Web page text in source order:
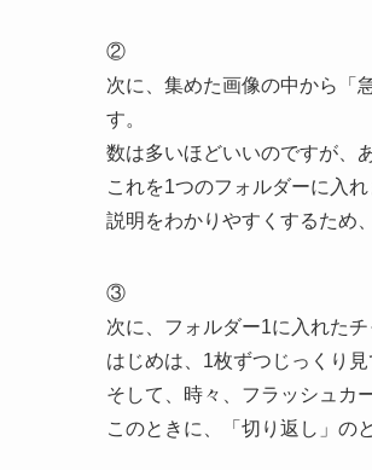
②
次に、集めた画像の中から「
す。
数は多いほどいいのですが、
これを1つのフォルダーに入れ
説明をわかりやすくするため
③
次に、フォルダー1に入れた
はじめは、1枚ずつじっくり見
そして、時々、フラッシュカ
このときに、「切り返し」の